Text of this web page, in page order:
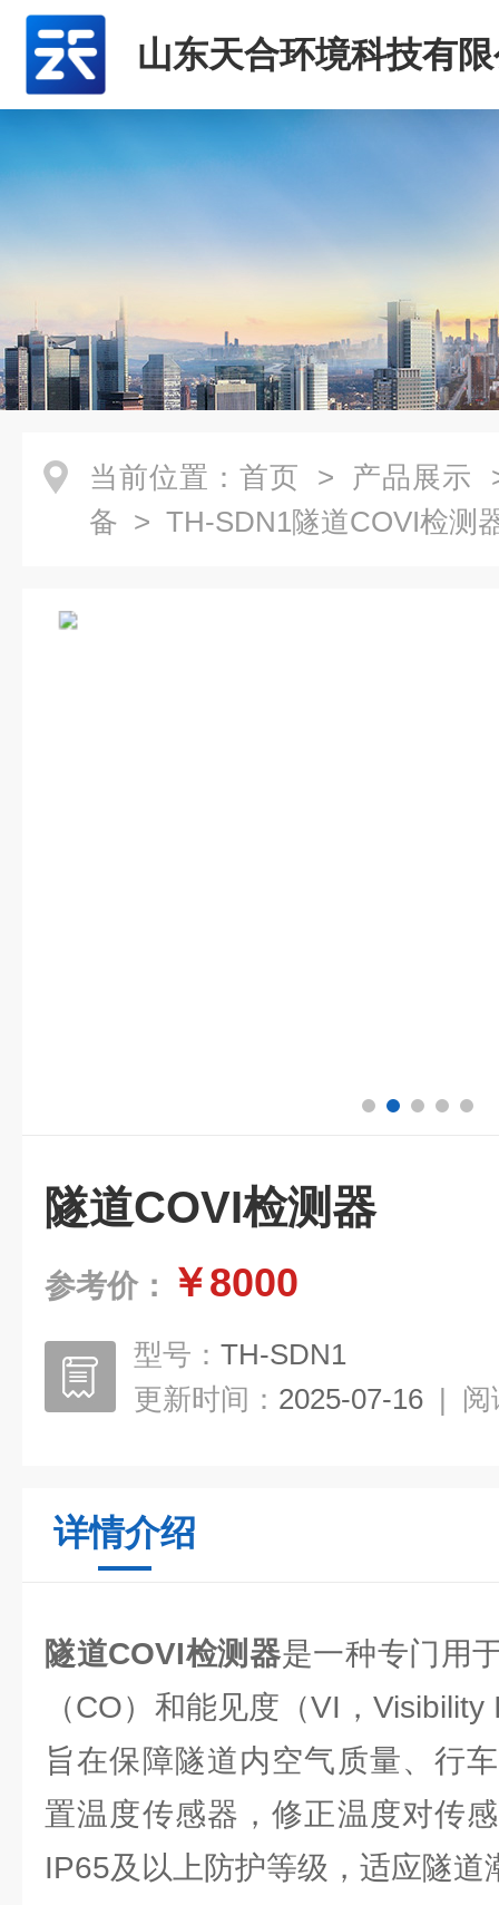
山东天合环境科技有
当前位置： 首页 > 产品展示
备 > TH-SDN1隧道COVI检测
隧道COVI检测器
参考价： ￥8000
型号： TH-SDN1
更新时间： 2025-07-16 | 阅
详情介绍
隧道COVI检测器是一种专门用
（CO）和能见度（VI，
旨在保障隧道内空气质量、行
置温度传感器，修正温度对传
IP65及以上防护等级，适应隧道